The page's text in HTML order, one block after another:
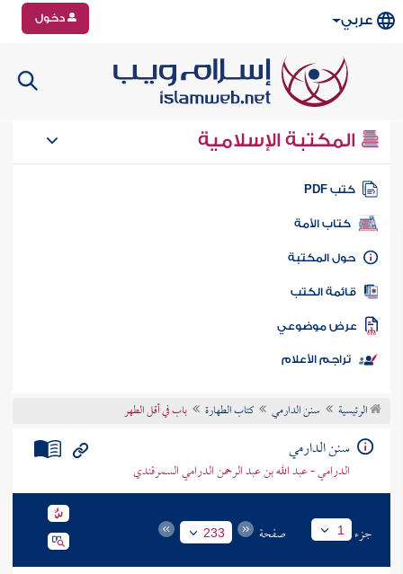
عربي دخول
المكتبة الإسلامية
كتب PDF
كتاب الأمة
المكتبة
الكتب
موضوعي
تراجم الأعلام
الرئيسية سنن الدارمي كتاب الطهارة باب في أقل الطهر
سنن الدارمي
الدرامي - عبد الله بن عبد الرحمن الدرامي السمرقندي
جزء 1 صفحة 233